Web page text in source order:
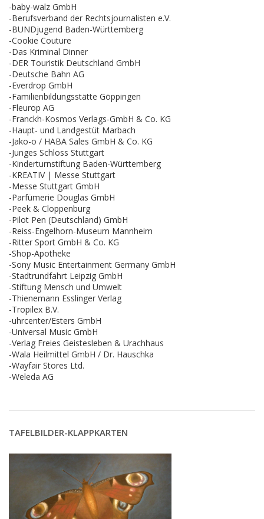
-baby-walz GmbH
-Berufsverband der Rechtsjournalisten e.V.
-BUNDjugend Baden-Württemberg
-Cookie Couture
-Das Kriminal Dinner
-DER Touristik Deutschland GmbH
-Deutsche Bahn AG
-Everdrop GmbH
-Familienbildungsstätte Göppingen
-Fleurop AG
-Franckh-Kosmos Verlags-GmbH & Co. KG
-Haupt- und Landgestüt Marbach
-Jako-o / HABA Sales GmbH & Co. KG
-Junges Schloss Stuttgart
-Kinderturnstiftung Baden-Württemberg
-KREATIV | Messe Stuttgart
-Messe Stuttgart GmbH
-Parfümerie Douglas GmbH
-Peek & Cloppenburg
-Pilot Pen (Deutschland) GmbH
-Reiss-Engelhorn-Museum Mannheim
-Ritter Sport GmbH & Co. KG
-Shop-Apotheke
-Sony Music Entertainment Germany GmbH
-Stadtrundfahrt Leipzig GmbH
-Stiftung Mensch und Umwelt
-Thienemann Esslinger Verlag
-Tropilex B.V.
-uhrcenter/Esters GmbH
-Universal Music GmbH
-Verlag Freies Geistesleben & Urachhaus
-Wala Heilmittel GmbH / Dr. Hauschka
-Wayfair Stores Ltd.
-Weleda AG
TAFELBILDER-KLAPPKARTEN